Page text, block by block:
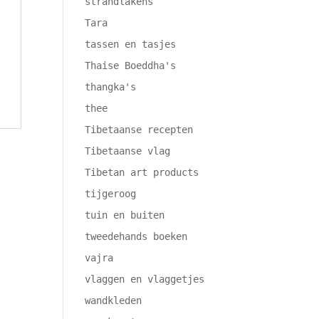
Tara
tassen en tasjes
Thaise Boeddha's
thangka's
thee
Tibetaanse recepten
Tibetaanse vlag
Tibetan art products
tijgeroog
tuin en buiten
tweedehands boeken
vajra
vlaggen en vlaggetjes
wandkleden